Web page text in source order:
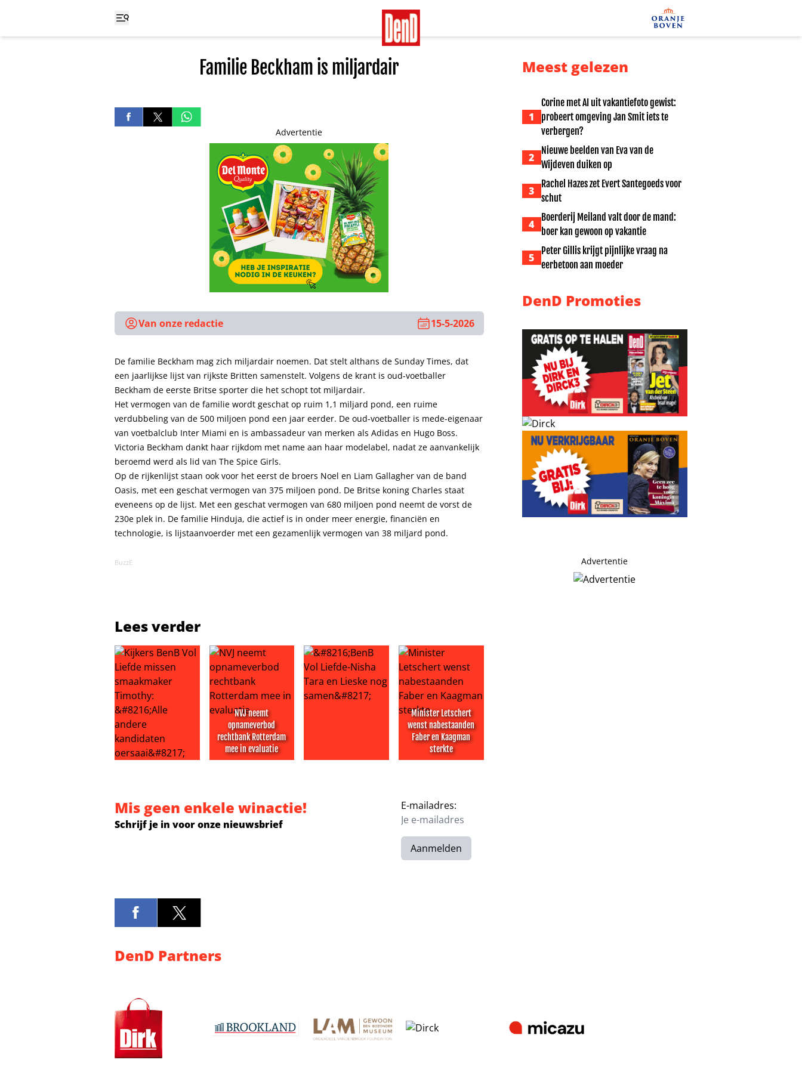
Familie Beckham is miljardair
Advertentie
Van onze redactie 15-5-2026
De familie Beckham mag zich miljardair noemen. Dat stelt althans de Sunday Times, dat
een jaarlijkse lijst van rijkste Britten samenstelt. Volgens de krant is oud-voetballer
Beckham de eerste Britse sporter die het schopt tot miljardair.
Het vermogen van de familie wordt geschat op ruim 1,1 miljard pond, een ruime
verdubbeling van de 500 miljoen pond een jaar eerder. De oud-voetballer is mede-eigenaar
van voetbalclub Inter Miami en is ambassadeur van merken als Adidas en Hugo Boss.
Victoria Beckham dankt haar rijkdom met name aan haar modelabel, nadat ze aanvankelijk
beroemd werd als lid van The Spice Girls.
Op de rijkenlijst staan ook voor het eerst de broers Noel en Liam Gallagher van de band
Oasis, met een geschat vermogen van 375 miljoen pond. De Britse koning Charles staat
eveneens op de lijst. Met een geschat vermogen van 680 miljoen pond neemt de vorst de
230e plek in. De familie Hinduja, die actief is in onder meer energie, financiën en
technologie, is lijstaanvoerder met een gezamenlijk vermogen van 38 miljard pond.
BuzzE
Lees verder
NVJ neemt
opnameverbod
rechtbank Rotterdam
mee in evaluatie
Minister Letschert
wenst nabestaanden
Faber en Kaagman
sterkte
Meest gelezen
1
Corine met AI uit vakantiefoto gewist:
probeert omgeving Jan Smit iets te
verbergen?
2
Nieuwe beelden van Eva van de
Wijdeven duiken op
3
Rachel Hazes zet Evert Santegoeds voor
schut
4
Boerderij Meiland valt door de mand:
boer kan gewoon op vakantie
5
Peter Gillis krijgt pijnlijke vraag na
eerbetoon aan moeder
DenD Promoties
Advertentie
Mis geen enkele winactie!
Schrijf je in voor onze nieuwsbrief
E-mailadres:
Aanmelden
DenD Partners